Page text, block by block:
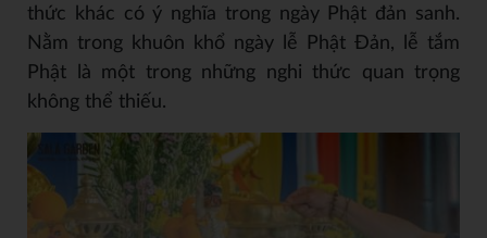
thức khác có ý nghĩa trong ngày Phật đản sanh.
Nằm trong khuôn khổ ngày lễ Phật Đản, lễ tắm
Phật là một trong những nghi thức quan trọng
không thể thiếu.